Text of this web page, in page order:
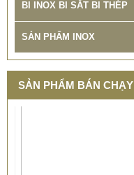
BI INOX BI SẮT BI THÉP
SẢN PHẨM INOX
SẢN PHẨM BÁN CHẠY